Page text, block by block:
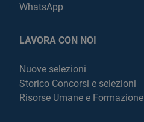
WhatsApp
LAVORA CON NOI
Nuove selezioni
Storico Concorsi e selezioni
Risorse Umane e Formazione